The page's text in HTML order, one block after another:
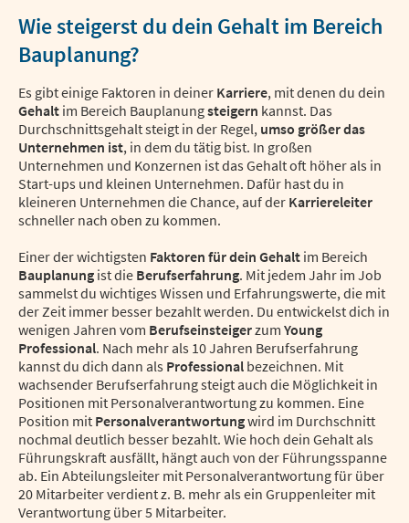
Wie steigerst du dein Gehalt im Bereich
Bauplanung?
Es gibt einige Faktoren in deiner Karriere, mit denen du dein
Gehalt im Bereich Bauplanungsteigern kannst. Das
Durchschnittsgehalt steigt in der Regel, umso größer das
Unternehmen ist, in dem du tätig bist. In großen
Unternehmen und Konzernen ist das Gehalt oft höher als in
Start-ups und kleinen Unternehmen. Dafür hast du in
kleineren Unternehmen die Chance, auf der Karriereleiter
schneller nach oben zu kommen.
Einer der wichtigsten Faktoren für dein Gehalt im Bereich
Bauplanung ist die Berufserfahrung. Mit jedem Jahr im Job
sammelst du wichtiges Wissen und Erfahrungswerte, die mit
der Zeit immer besser bezahlt werden. Du entwickelst dich in
wenigen Jahren vom Berufseinsteigerzum Young
Professional. Nach mehr als 10 Jahren Berufserfahrung
kannst du dich dann als Professional bezeichnen. Mit
wachsender Berufserfahrung steigt auch die Möglichkeit in
Positionen mit Personalverantwortung zu kommen. Eine
Position mit Personalverantwortungwird im Durchschnitt
nochmal deutlich besser bezahlt. Wie hoch dein Gehalt als
Führungskraft ausfällt, hängt auch von der Führungsspanne
ab. Ein Abteilungsleiter mit Personalverantwortung für über
20 Mitarbeiter verdient z. B. mehr als ein Gruppenleiter mit
Verantwortung über 5 Mitarbeiter.